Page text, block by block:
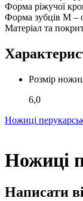
Форма ріжучої
Форма зубців М –
Матеріал та
Розмір
6,0
Ножиці
Ножиці
Написати